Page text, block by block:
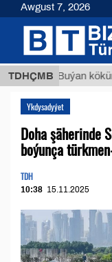
TDHÇMB
Buýan köküniň
Ykdysadyýet
Doha şäherinde
boýunça
TDH
10:38 15.11.2025
Awgust 7, 2026